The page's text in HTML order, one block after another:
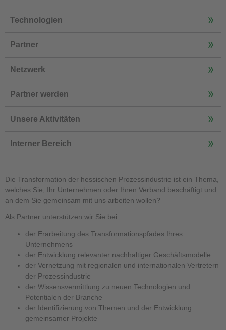
Technologien
Partner
Netzwerk
Partner werden
Unsere Aktivitäten
Interner Bereich
Die Transformation der hessischen Prozessindustrie ist ein Thema,
welches Sie, Ihr Unternehmen oder Ihren Verband beschäftigt und
an dem Sie gemeinsam mit uns arbeiten wollen?
Als Partner unterstützen wir Sie bei
der Erarbeitung des Transformationspfades Ihres
Unternehmens
der Entwicklung relevanter nachhaltiger Geschäftsmodelle
der Vernetzung mit regionalen und internationalen Vertretern
der Prozessindustrie
der Wissensvermittlung zu neuen Technologien und
Potentialen der Branche
der Identifizierung von Themen und der Entwicklung
gemeinsamer Projekte